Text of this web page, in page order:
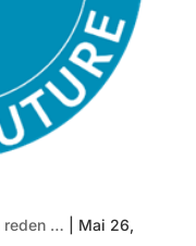
reden …
Mai 26,